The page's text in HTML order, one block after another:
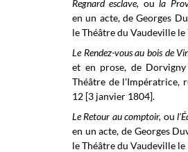
Regnard esclave, ou la
en un acte, de Georges
le Théâtre du Vaudeville
Le Rendez-vous au bois de
et en prose, de
Théâtre de l'Impératrice,
12 [3 janvier 1804].
Le Retour au comptoir, ou
en un acte, de Georges
leThéâtre du Vaudeville le